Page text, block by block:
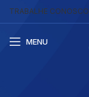
TRABALHE CONOSCO
MENU